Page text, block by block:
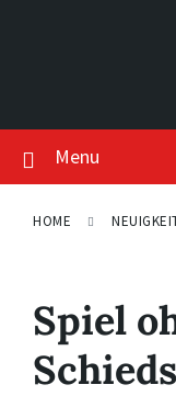
Menu
HOME
Spiel